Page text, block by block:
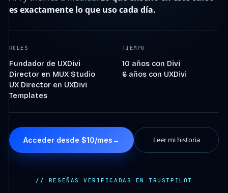
es exactamente lo que uso cada día.
ROLES
Fundador de UXDivi
Director en MUX Studio
UX Director en UXDivi
Templates
TIEMPO
10 años con Divi
6 años con UXDivi
Acceder desde $10/mes→ Leer mi historia
// RESEÑAS VERIFICADAS EN TRUSTPILOT